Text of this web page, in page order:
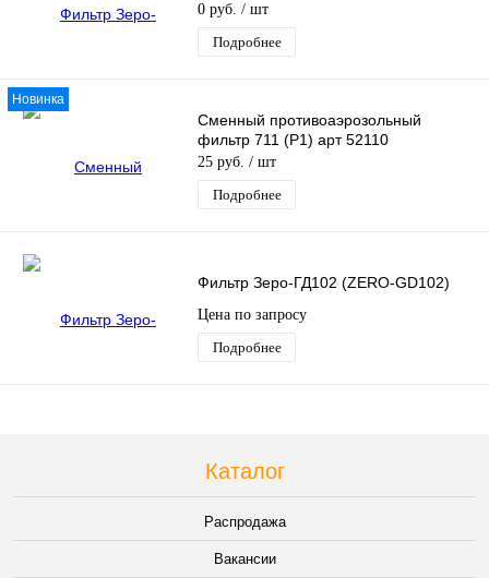
0 руб. / шт
Подробнее
Новинка
Сменный противоаэрозольный
фильтр 711 (Р1) арт 52110
25 руб. / шт
Подробнее
Фильтр Зеро-ГД102 (ZERO-GD102)
Цена по запросу
Подробнее
Каталог
Распродажа
Вакансии